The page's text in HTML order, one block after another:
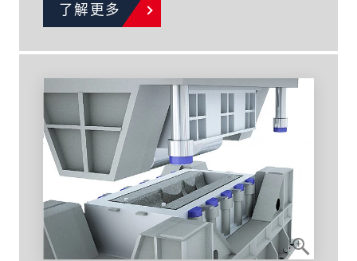
了解更多